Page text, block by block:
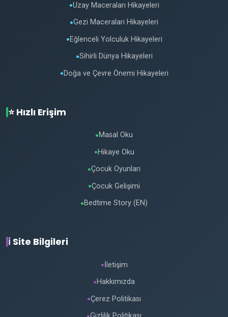
●Uzay Maceraları Hikayeleri
●Gezi Maceraları Hikayeleri
● Eğlenceli Yolculuk Hikayeleri
●Sihirli Dünya Hikayeleri
● Doğa ve Çevre Önemi Hikayeleri
⭐ Hızlı Erişim
● Masal Oku
● Hikaye Oku
●Çocuk Oyunları
●Çocuk Gelişimi
● Bedtime Story (EN)
ℹ️ Site Bilgileri
●İletişim
● Hakkımızda
●Çerez Politikası